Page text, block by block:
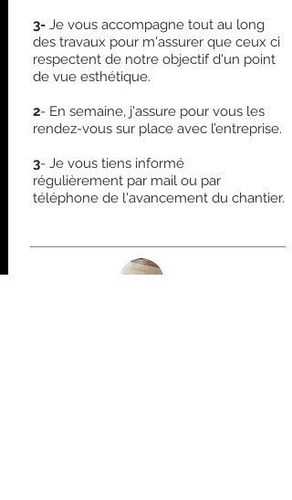
3- Je vous accompagne tout au long
des travaux pour m'assurer que ceux ci
respectent de notre objectif d'un point
de vue esthétique.
2- En semaine, j'assure pour vous les
rendez-vous sur place avec l’entreprise.
3- Je vous tiens informé
régulièrementpar mail ou par
téléphone de l'avancement du chantier.